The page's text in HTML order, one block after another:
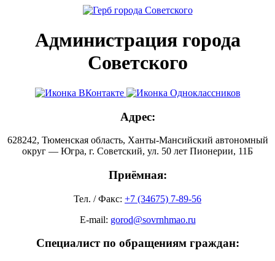
Администрация города
Советского
Адрес:
628242, Тюменская область, Ханты-Мансийский автономный
округ — Югра, г. Советский, ул. 50 лет Пионерии, 11Б
Приёмная:
Тел. / Факс: +7 (34675) 7-89-56
E-mail: gorod@sovrnhmao.ru
Специалист по обращениям граждан: